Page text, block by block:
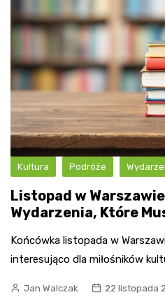
Kultura Podróże
Listopad w
Wydarzenia, Które
Końcówka listopada w
interesująco dla miłośników
Jan Walczak 22 listopada